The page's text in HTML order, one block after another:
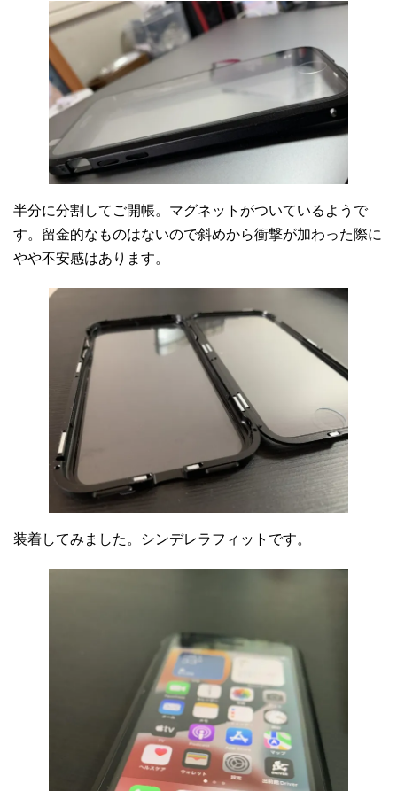
半分に分割してご開帳。マグネットがついているようで
す。留金的なものはないので斜めから衝撃が加わった際に
やや不安感はあります。
装着してみました。シンデレラフィットです。